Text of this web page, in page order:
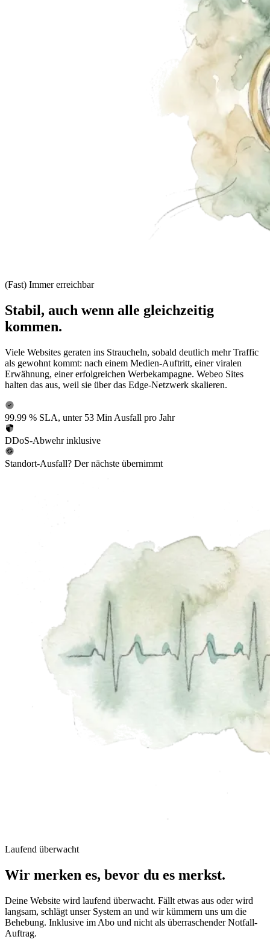
(Fast) Immer erreichbar
Stabil, auch wenn alle gleichzeitig
kommen.
Viele Websites geraten ins Straucheln, sobald deutlich mehr Traffic
als gewohnt kommt: nach einem Medien-Auftritt, einer viralen
Erwähnung, einer erfolgreichen Werbekampagne. Webeo Sites
halten das aus, weil sie über das Edge-Netzwerk skalieren.
99.99 % SLA, unter 53 Min Ausfall pro Jahr
DDoS-Abwehr inklusive
Standort-Ausfall? Der nächste übernimmt
Laufend überwacht
Wir merken es, bevor du es merkst.
Deine Website wird laufend überwacht. Fällt etwas aus oder wird
langsam, schlägt unser System an und wir kümmern uns um die
Behebung. Inklusive im Abo und nicht als überraschender Notfall-
Auftrag.